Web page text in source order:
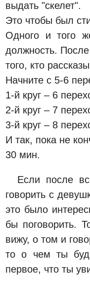
выдать "скелет".
Это чтобы был
Одного и того
должность.
того, кто
Начните с 5-6
1-й круг – 6
2-й круг – 7
3-й круг – 8
И так, пока не
30 мин.
Если после
говорить с
это было
бы поговорить.
вижу, о том и
то о чем ты
первое, что ты